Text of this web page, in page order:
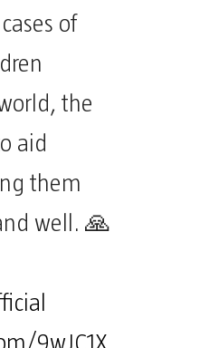
of
the
aid
them
well. 🙏